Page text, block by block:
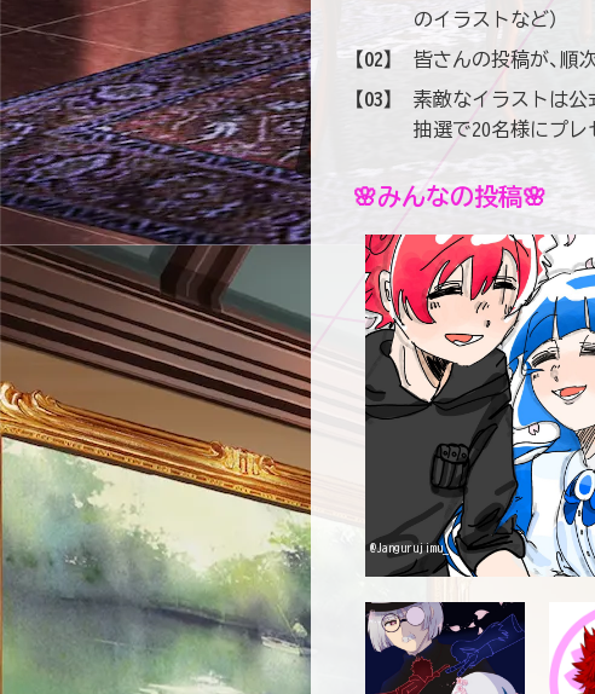
のイラストなど）
【02】 皆さんの投稿が、順
【03】
素敵なイラストは公
抽選で20名様にプレ
🌸みんなの投稿🌸
@Jangurujimu_